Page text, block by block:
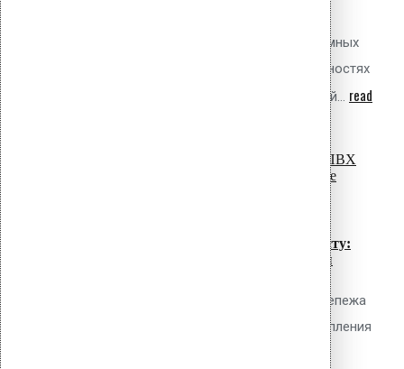
гидроизоляции (ПВХ мембран и битумных
материалов) на вертикальных поверхностях
фасадов, стен подземных сооружений... read
Крепление ПВХ мембран к профлисту:
телескопические дюбели и саморезы
Обсуждаемый вопрос Какие типы крепежа
применяются для механического крепления